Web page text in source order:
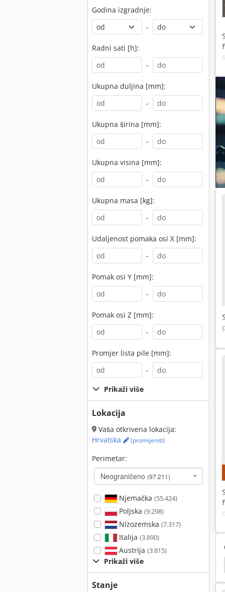
Godina izgradnje:
-
Radni sati [h]:
-
Ukupna duljina [mm]:
-
Ukupna širina [mm]:
-
Ukupna visina [mm]:
-
Ukupna masa [kg]:
-
Udaljenost pomaka osi X [mm]:
-
Pomak osi Y [mm]:
-
Pomak osi Z [mm]:
-
Promjer lista pile [mm]:
-
Prikaži više
Lokacija
Vaša otkrivena lokacija:
Hrvatska
(promijeniti)
Perimetar:
Neograničeno (97.211)
Njemačka (55.424)
Poljska (9.298)
Nizozemska (7.317)
Italija (3.890)
Austrija (3.815)
Prikaži više
Stanje
Stork Engel